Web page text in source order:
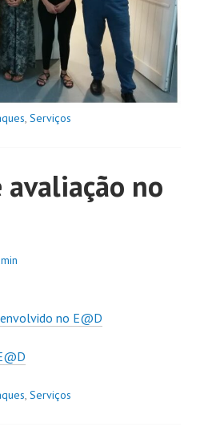
, Serviços
no
no E@D
, Serviços